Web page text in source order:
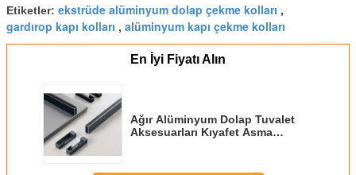
Etiketler: ekstrüde alüminyum dolap çekme kolları ,
gardırop kapı kolları , alüminyum kapı çekme kolları
En İyi Fiyatı Alın
Ağır Alüminyum Dolap Tuvalet
Aksesuarları Kıyafet Asma